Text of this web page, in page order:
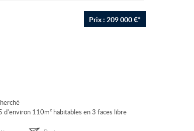
Prix : 209 000 €*
d'environ 110m² habitables en 3 faces libre